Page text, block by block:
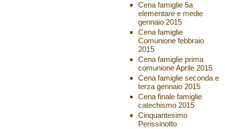
Cena famiglie 5a
elementare e medie
gennaio 2015
Cena famiglie
Comunione febbraio
2015
Cena famiglie prima
comunione Aprile 2015
Cena famiglie seconda e
terza gennaio 2015
Cena finale famiglie
catechismo 2015
Cinquantesimo
Perissinotto